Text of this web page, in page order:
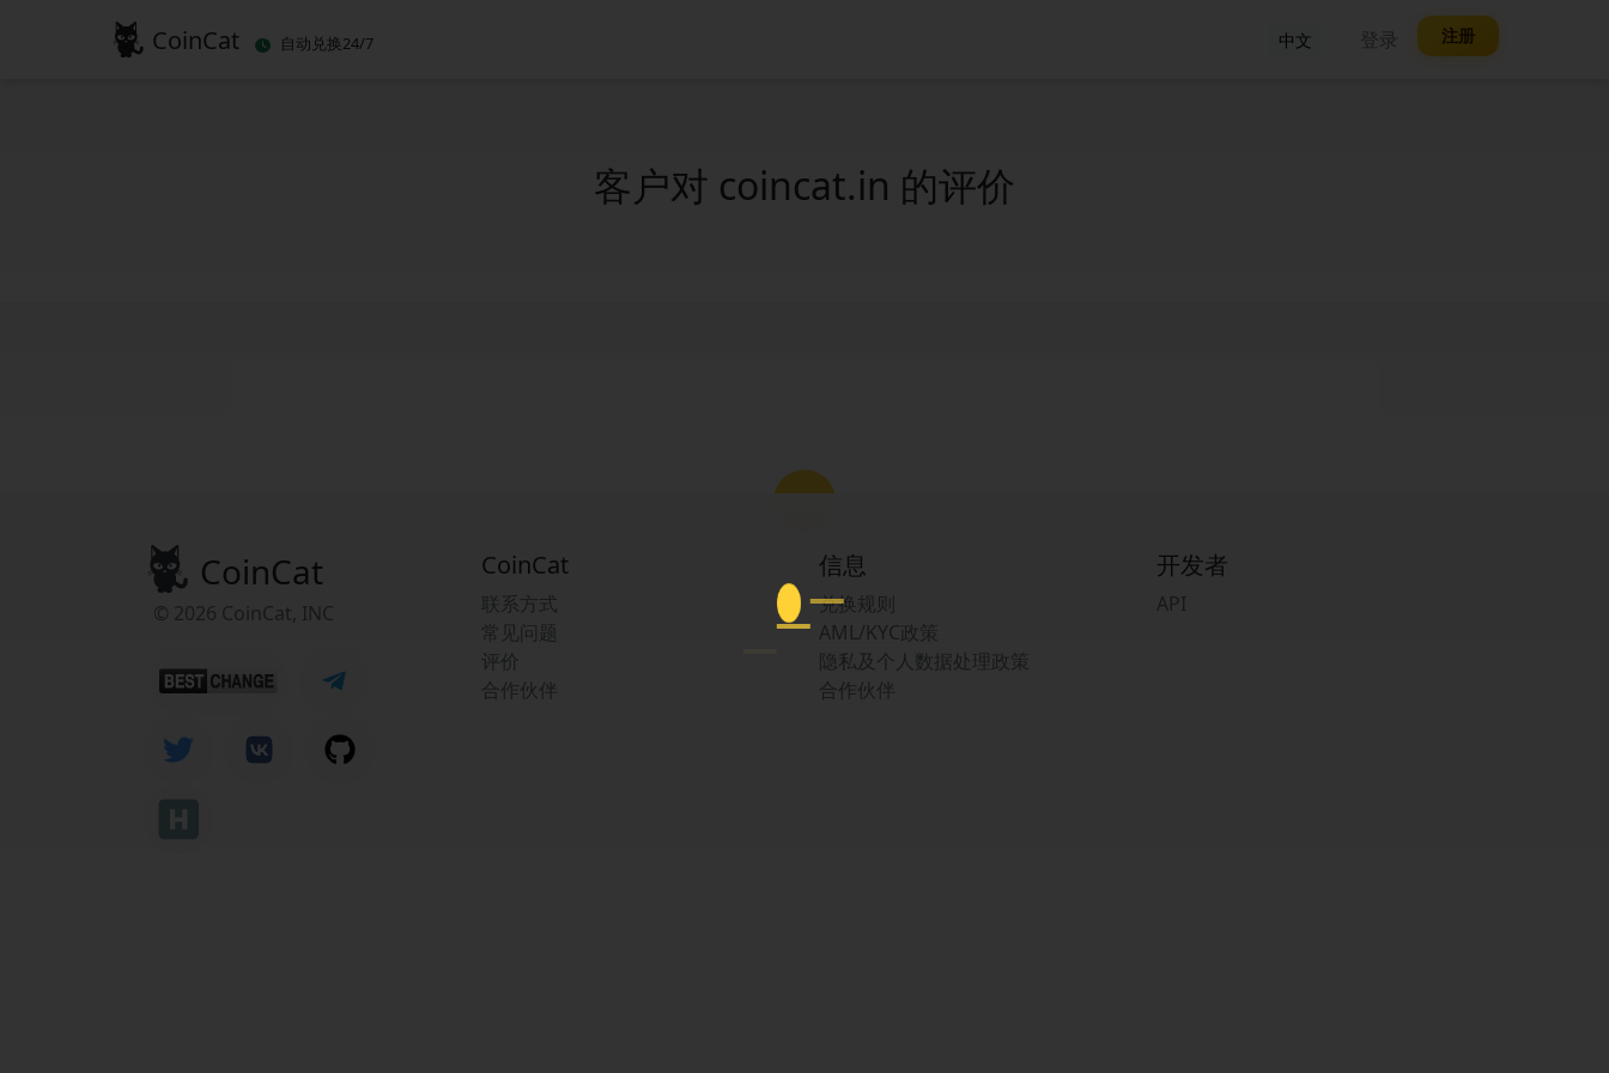
CoinCat 自动兑换24/7 中文 登录 注册
客户对 coincat.in 的评价
CoinCat
© 2026 CoinCat, INC
CoinCat
联系方式
常见问题
评价
合作伙伴
信息
兑换规则
AML/KYC政策
隐私及个人数据处理政策
合作伙伴
开发者
API